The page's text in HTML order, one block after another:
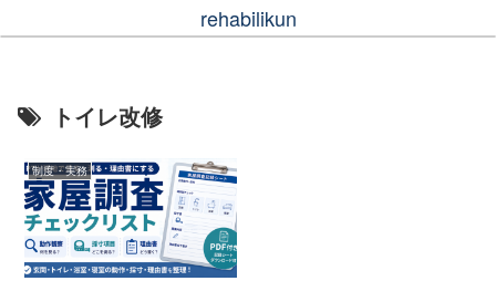
rehabilikun
トイレ改修
制度・実務